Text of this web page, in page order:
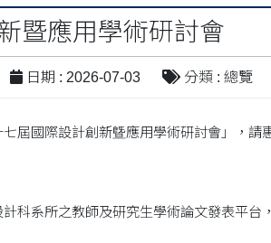
暨應用學術研討會
日期 : 2026-07-03 分類 : 總覽
屆國際設計創新曁應用學術研討會」，請
科系所之教師及研究生學術論文發表平台